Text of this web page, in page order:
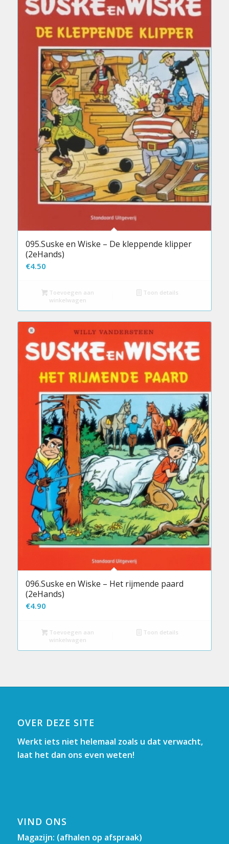
095.Suske en Wiske – De kleppende klipper
(2eHands)
€4.50
Toevoegen aan
winkelwagen
Toon details
096.Suske en Wiske – Het rijmende paard
(2eHands)
€4.90
Toevoegen aan
winkelwagen
Toon details
OVER DEZE SITE
Werkt iets niet helemaal zoals u dat verwacht,
laat het dan ons even weten!
VIND ONS
Magazijn: (afhalen op afspraak)